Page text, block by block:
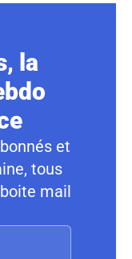
la
et
tous
mail